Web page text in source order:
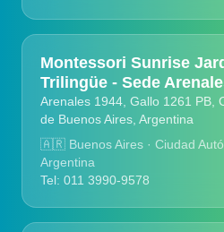
Montessori Sunrise
Trilingüe - Sede
Arenales 1944, Gallo 1261 PB,
de Buenos Aires, Argentina
🇦🇷 Buenos Aires · Ciudad
Argentina
Tel: 011 3990-9578